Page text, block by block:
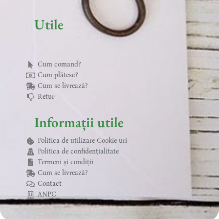
Utile
Cum comand?
Cum plătesc?
Cum se livrează?
Retur
Informații utile
Politica de utilizare Cookie-uri
Politica de confidențialitate
Termeni și condiții
Cum se livrează?
Contact
ANPC